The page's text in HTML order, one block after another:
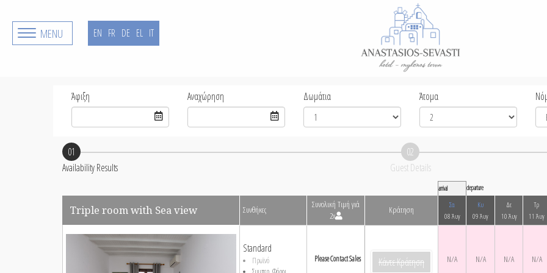
MENU EN FR DE EL IT
Άφιξη Αναχώρηση Δωμάτια Άτομα
01
Availability Results
02
Guest Details
arrival departure
Triple room with Sea view Συνθήκες
Συνολική Τιμή γιά
2x
Κράτηση
Σα
08 Άυγ
Κυ
09 Άυγ
Δε
10 Άυγ
Τρ
11 Άυγ
Standard
Πρωϊνό
Please Contact Sales Κάντε Κράτηση N/A N/A N/A N/A